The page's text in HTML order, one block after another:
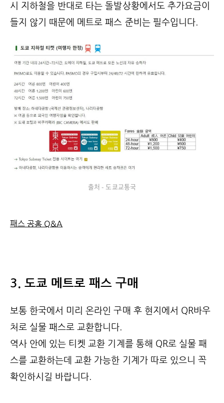
시 지하철을 반대로 타는 돌발상황에서도 추가요금이
들지 않기 때문에 메트로 패스 준비는 필수입니다.
출처 - 도쿄교통국
패스 공홈 Q&A
3. 도쿄 메트로 패스 구매
보통 한국에서 미리 온라인 구매 후 현지에서 QR바우
처로 실물 패스로 교환합니다.
역사 안에 있는 티켓 교환 기계를 통해 QR로 실물 패
스를 교환하는데 교환 가능한 기계가 따로 있으니 꼭
확인하시길 바랍니다.